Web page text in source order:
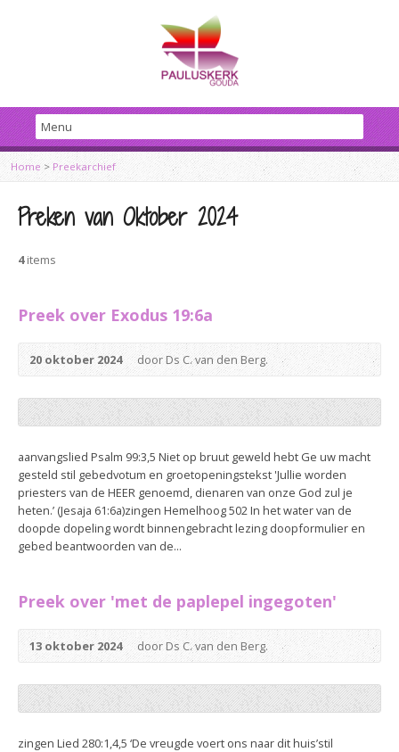
Home > Preekarchief
Preken van Oktober 2024
4items
Preek over Exodus 19:6a
20 oktober 2024 door Ds C. van den Berg.
aanvangslied Psalm 99:3,5 Niet op bruut geweld hebt Ge uw macht
gesteld stil gebedvotum en groetopeningstekst 'Jullie worden
priesters van de HEER genoemd, dienaren van onze God zul je
heten.’ (Jesaja 61:6a)zingen Hemelhoog 502 In het water van de
doopde dopeling wordt binnengebracht lezing doopformulier en
gebed beantwoorden van de...
Preek over 'met de paplepel ingegoten'
13 oktober 2024 door Ds C. van den Berg.
zingen Lied 280:1,4,5 ‘De vreugde voert ons naar dit huis’stil